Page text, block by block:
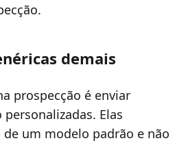
demais
prospecção é enviar
Elas
um modelo padrão e não